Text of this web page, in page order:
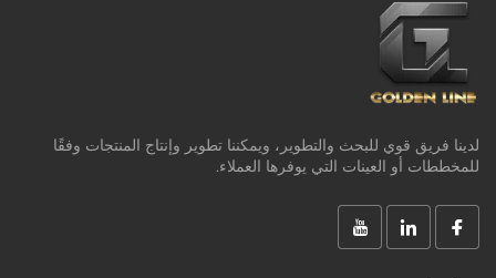
لدينا فريق قوي للبحث والتطوير، ويمكننا تطوير وإنتاج المنتجات وفقًا
للمخططات أو العينات التي يوفرها العملاء.